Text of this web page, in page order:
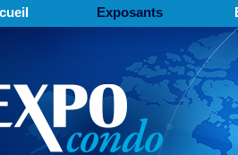
Exposants